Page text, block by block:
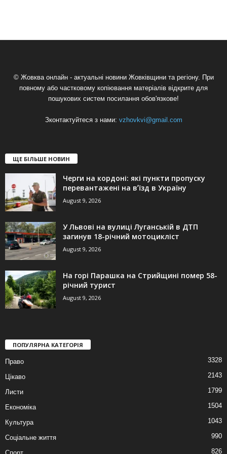
© Жовква онлайн - актуальні новини Жовківщини та регіону. При
повному або частковому копіювання матеріалів відкрите для
пошукових систем посилання обов'язкове!
Зконтактуйтеся з нами: vzhovkvi@gmail.com
ЩЕ БІЛЬШЕ НОВИН
Черги на кордоні: які пункти пропуску
перевантажені на вʼїзд в Україну
August 9, 2026
У Львові на вулиці Луганській в ДТП
загинув 18-річний мотоцикліст
August 9, 2026
На горі Парашка на Стрийщині помер 58-
річний турист
August 9, 2026
ПОПУЛЯРНА КАТЕГОРІЯ
Право 3328
Цікаво 2143
Листи 1799
Економіка 1504
Культура 1043
Соціальне життя 990
826